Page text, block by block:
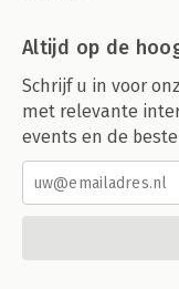
Altijd op de
Schrijf u in voor
met relevante
events en de